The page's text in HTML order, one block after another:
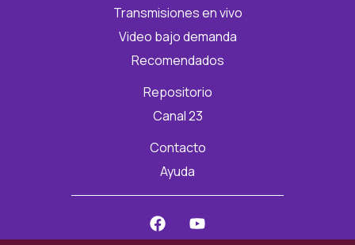
Transmisiones en vivo
Video bajo demanda
Recomendados
Repositorio
Canal 23
Contacto
Ayuda